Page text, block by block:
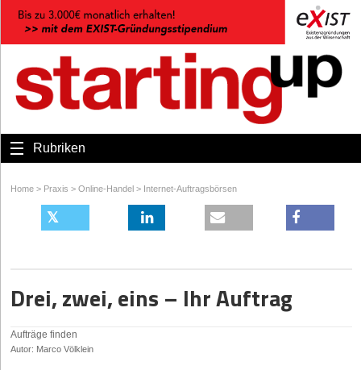
Rubriken
Home > Praxis > Online-Handel > Internet-Auftragsbörsen
Drei, zwei, eins – Ihr Auftrag
Aufträge finden
Autor: Marco Völklein